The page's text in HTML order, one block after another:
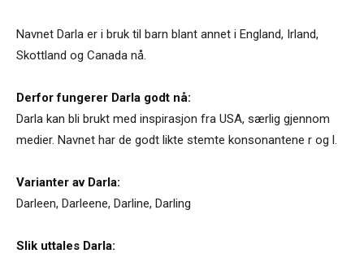
Navnet Darla er i bruk til barn blant annet i England, Irland,
Skottland og Canada nå.
Derfor fungerer Darla godt nå:
Darla kan bli brukt med inspirasjon fra USA, særlig gjennom
medier. Navnet har de godt likte stemte konsonantene r og l.
Varianter av Darla:
Darleen, Darleene, Darline, Darling
Slik uttales Darla: